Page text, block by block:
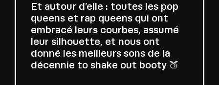
Et autour d’elle : toutes les pop
queens et rap queens qui ont
embracé leurs courbes, assumé
leur silhouette, et nous ont
donné les meilleurs sons de la
décennie to shake out booty 🍑